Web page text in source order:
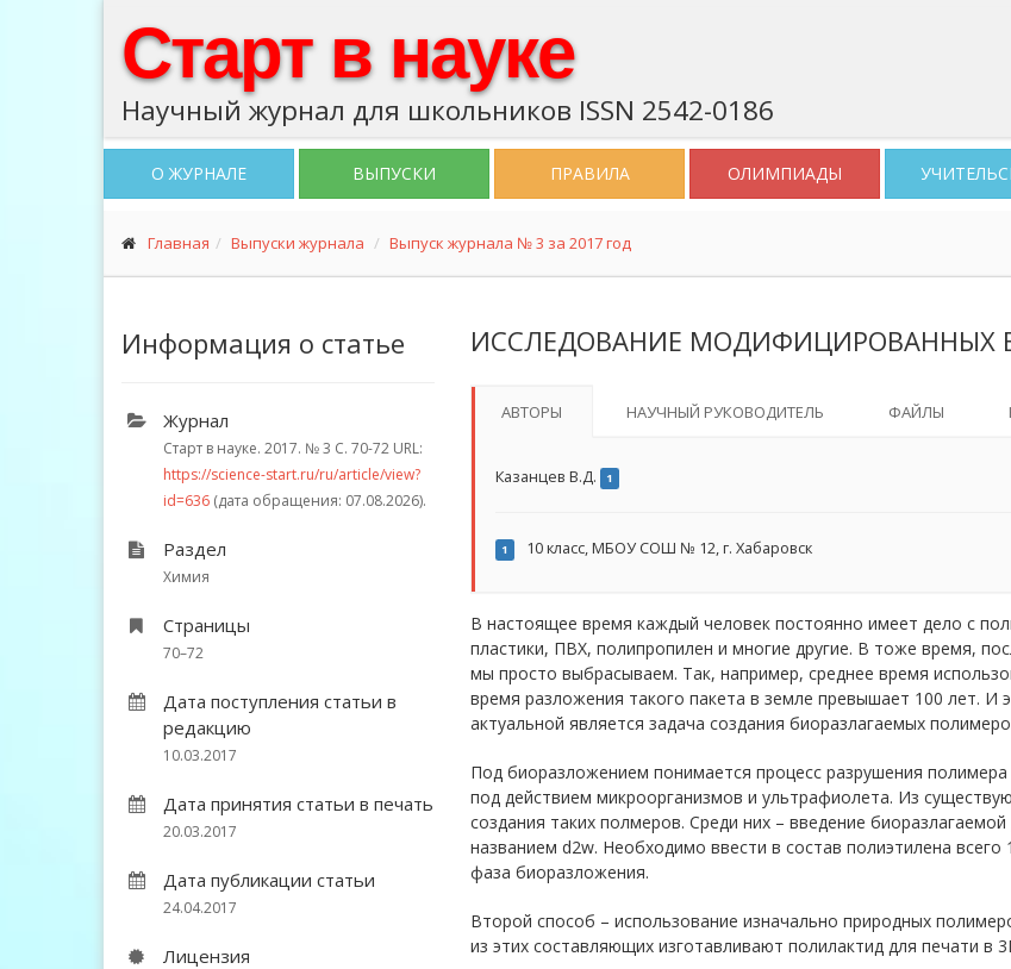
Старт в науке
Научный журнал для школьников ISSN 2542-0186
О ЖУРНАЛЕ ВЫПУСКИ ПРАВИЛА ОЛИМПИАДЫ
Главная Выпуски журнала Выпуск журнала № 3 за 2017 год
Информация о статье
Журнал
Старт в науке. 2017. № 3 С. 70-72 URL:
https://science-start.ru/ru/article/view?
id=636 (дата обращения: 07.08.2026).
Раздел
Химия
Страницы
70–72
Дата поступления статьи в
редакцию
10.03.2017
Дата принятия статьи в печать
20.03.2017
Дата публикации статьи
24.04.2017
Лицензия
ИССЛЕДОВАНИЕ МОДИФИЦИРОВАННЫХ
АВТОРЫ НАУЧНЫЙ РУКОВОДИТЕЛЬ ФАЙЛЫ
Казанцев В.Д. 1
1 10 класс, МБОУ СОШ № 12, г. Хабаровск
В настоящее время каждый человек постоянно имеет дело с
пластики, ПВХ, полипропилен и многие другие. В тоже время,
мы просто выбрасываем. Так, например, среднее время
время разложения такого пакета в земле превышает 100 лет. И
актуальной является задача создания биоразлагаемых
Под биоразложением понимается процесс разрушения
под действием микроорганизмов и ультрафиолета. Из
создания таких полмеров. Среди них – введение
названием d2w. Необходимо ввести в состав полиэтилена всего
фаза биоразложения.
Второй способ – использование изначально природных
из этих составляющих изготавливают полилактид для печати в